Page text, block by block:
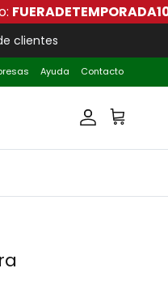
👉 Código:
clientes
Ayuda Contacto
Cuenta Carrito